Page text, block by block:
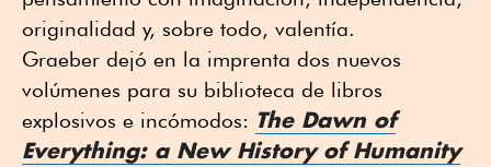
originalidad y, sobre todo, valentía.
Graeber dejó en la imprenta dos nuevos
volúmenes para su biblioteca de libros
explosivos e incómodos: The Dawn of
Everything: a New History of Humanity